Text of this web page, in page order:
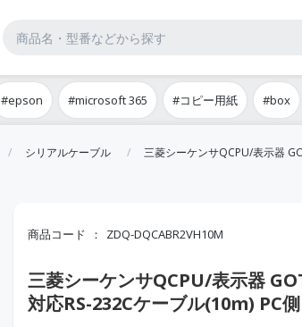
#epson #microsoft 365 #コピー用紙 #box
シリアルケーブル 三菱シーケンサQCPU/表示器
商品コード ZDQ-DQCABR2VH10M
三菱シーケンサQCPU/表示器
対応RS-232Cケーブル(10m) PC